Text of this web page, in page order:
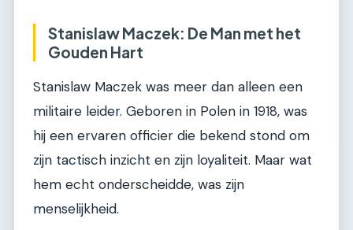
Stanislaw Maczek: De Man met het
Gouden Hart
Stanislaw Maczek was meer dan alleen een
militaire leider. Geboren in Polen in 1918, was
hij een ervaren officier die bekend stond om
zijn tactisch inzicht en zijn loyaliteit. Maar wat
hem echt onderscheidde, was zijn
menselijkheid.